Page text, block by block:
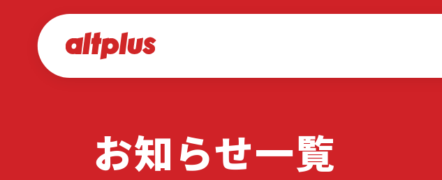
お知らせ一覧